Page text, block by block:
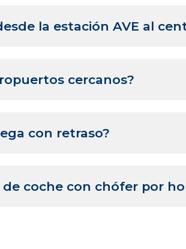
la estación AVE al
cercanos?
con retraso?
coche con chófer por